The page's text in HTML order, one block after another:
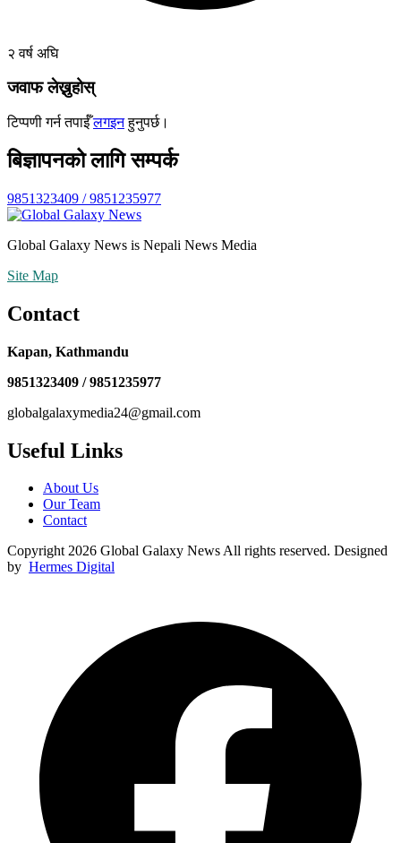
२ वर्ष अघि
जवाफ लेख्नुहोस्
टिप्पणी गर्न तपाईँलगइनहुनुपर्छ।
बिज्ञापनको लागि सम्पर्क
9851323409 / 9851235977
Global Galaxy News is Nepali News Media
Site Map
Contact
Kapan, Kathmandu
9851323409 / 9851235977
globalgalaxymedia24@gmail.com
Useful Links
About Us
Our Team
Contact
Copyright 2026 Global Galaxy News All rights reserved. Designed
by Hermes Digital